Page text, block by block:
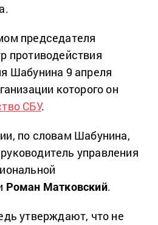
председателя
противодействия
Шабунина 9 апреля
которого он
СБУ.
по словам Шабунина,
управления
Роман Матковский.
утверждают, что не